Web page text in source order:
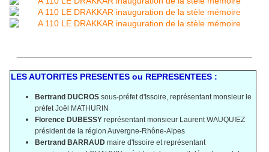
LES AUTORITES PRESENTES ou REPRESENTEES :
Bertrand DUCROS sous-préfet d'Issoire, représentant monsieur le
préfet Joël MATHURIN
Florence DUBESSY représentant monsieur Laurent WAUQUIEZ
président de la région Auvergne-Rhône-Alpes
Bertrand BARRAUD maire d'Issoire et représentant